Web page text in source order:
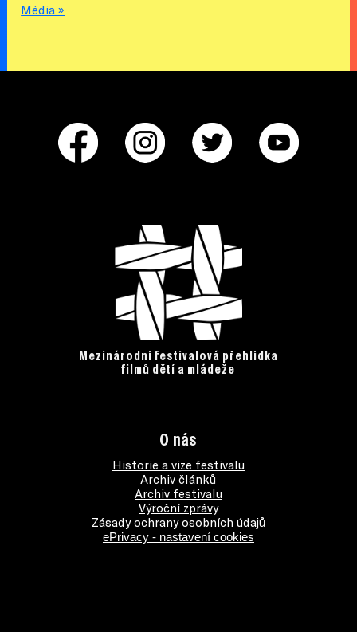
Média »
Mezinárodní festivalová přehlídka
filmů dětí a mládeže
O nás
Historie a vize festivalu
Archiv článků
Archiv festivalu
Výroční zprávy
Zásady ochrany osobních údajů
ePrivacy - nastavení cookies